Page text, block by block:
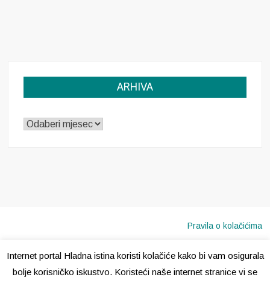
ARHIVA
ARHIVA
Pravila o kolačićima
Internet portal Hladna istina koristi kolačiće kako bi vam osigurala
bolje korisničko iskustvo. Koristeći naše internet stranice vi se
Copyright © 2020 · Sva prava pridržana · Hladna Istina